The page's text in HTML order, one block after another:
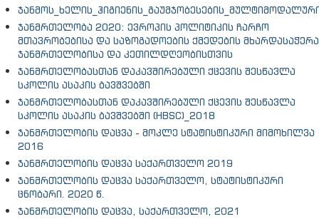
ჯანმრთელობა 2020: ევროპის პოლიტიკის ჩარჩო
მთავრობებისა და საზოგადოების ქმედების
ჯანმრთელობისა და კეთილდღეობისთვის
ჯანმრთელობასთან დაკავშირებული ქცევის შესწავლა
სკოლის ასაკის ბავშვებში
ჯანმრთელობასთან დაკავშირებული ქცევის შესწავლა
სკოლის ასაკის ბავშვებში (HBSC)_2018
ჯანმრთელობის დაცვა - მოკლე სტატისტიკური მიმოხილვა
2016
ჯანმრთელობის დაცვა საქართველო 2019
ჯანმრთელობის დაცვა საქართველო, სტატისტიკური
ცნობარი. 2020 წ.
ჯანმრთელობის დაცვა, საქართველო, 2021